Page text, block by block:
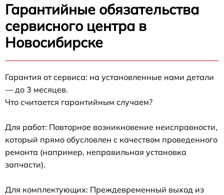
Гарантийные обязательства
сервисного центра в
Новосибирске
Гарантия от сервиса: на установленные нами детали
— до 3 месяцев.
Что считается гарантийным случаем?
Для работ: Повторное возникновение неисправности,
который прямо обусловлен с качеством проведенного
ремонта (например, неправильная установка
запчасти).
Для комплектующих: Преждевременный выход из